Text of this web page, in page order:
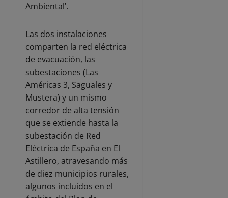
Ambiental’.
Las dos instalaciones
comparten la red eléctrica
de evacuación, las
subestaciones (Las
Américas 3, Saguales y
Mustera) y un mismo
corredor de alta tensión
que se extiende hasta la
subestación de Red
Eléctrica de España en El
Astillero, atravesando más
de diez municipios rurales,
algunos incluidos en el